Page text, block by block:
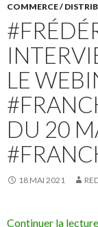
COMMERCE /
LE
DU 20
18 MAI 2021
Continuer la